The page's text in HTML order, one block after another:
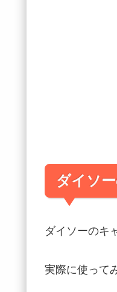
ダイソ
ダイソーのキ
実際に使って